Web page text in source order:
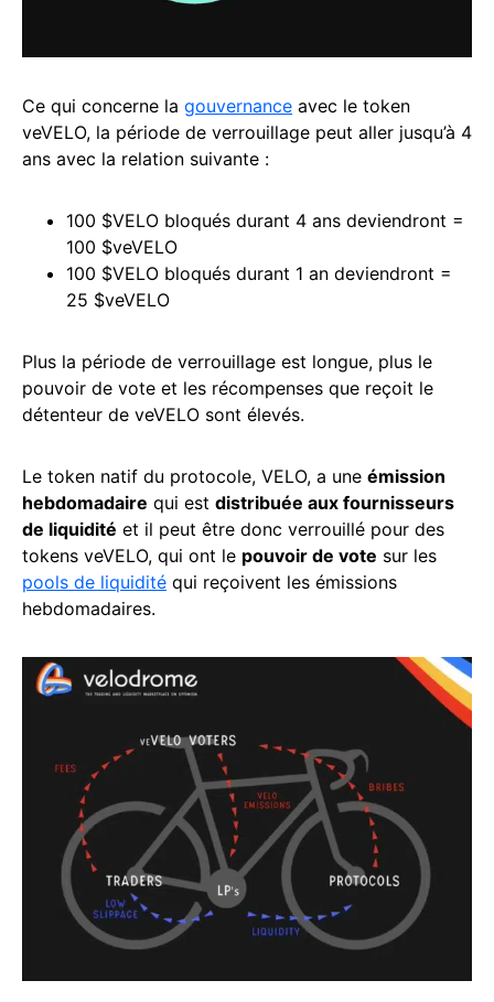
Ce qui concerne la gouvernance avec le token
veVELO, la période de verrouillage peut aller jusqu’à 4
ans avec la relation suivante :
100 $VELO bloqués durant 4 ans deviendront =
100 $veVELO
100 $VELO bloqués durant 1 an deviendront =
25 $veVELO
Plus la période de verrouillage est longue, plus le
pouvoir de vote et les récompenses que reçoit le
détenteur de veVELO sont élevés.
Le token natif du protocole, VELO, a une émission
hebdomadaire qui est distribuée aux fournisseurs
de liquidité et il peut être donc verrouillé pour des
tokens veVELO, qui ont le pouvoir de vote sur les
pools de liquidité qui reçoivent les émissions
hebdomadaires.